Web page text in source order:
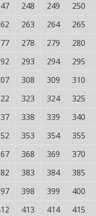
248 249 250
263 264 265
278 279 280
293 294 295
308 309 310
323 324 325
338 339 340
353 354 355
368 369 370
383 384 385
398 399 400
413 414 415